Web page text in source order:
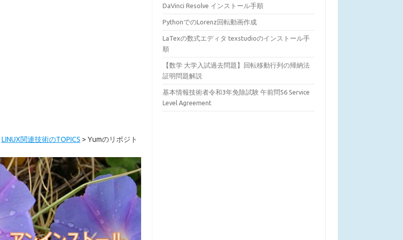
LINUX関連技術のTOPICS > Yumのリポジト
DaVinci Resolve インストール手順
PythonでのLorenz回転動画作成
LaTexの数式エディタ texstudioのインストール手
順
【数学 大学入試過去問題】回転移動行列の帰納法
証明問題解説
基本情報技術者令和3年免除試験 午前問56 Service
Level Agreement